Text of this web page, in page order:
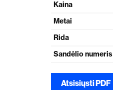
Kaina
Metai
Rida
Sandėlio numeris
Atsisiųsti PDF